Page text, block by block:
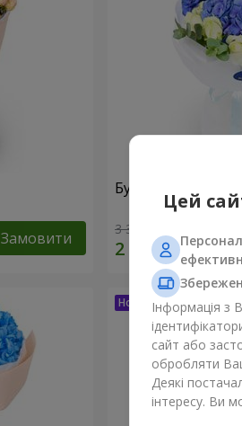
Замовити
Букет "Мрії"
3 324 грн
Цей
Інформація з
сайт або
обробляти
Деякі
інтересу. Ви